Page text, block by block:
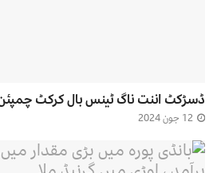
ڈسڑکٹ اننت ناگ ٹینس بال کرکٹ